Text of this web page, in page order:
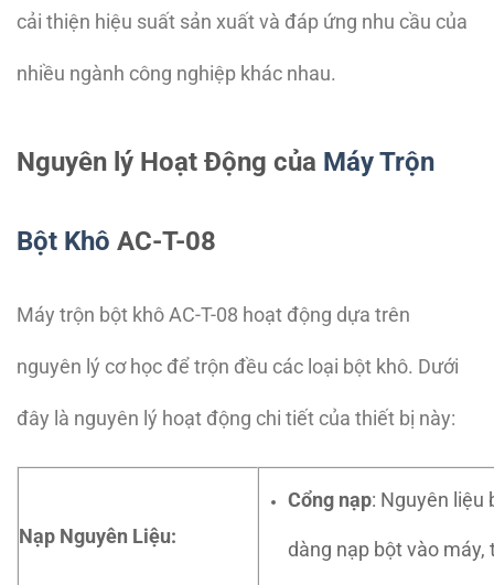
cải thiện hiệu suất sản xuất và đáp ứng nhu cầu của
nhiều ngành công nghiệp khác nhau.
Nguyên lý Hoạt Động của Máy Trộn
Bột Khô AC-T-08
Máy trộn bột khô AC-T-08 hoạt động dựa trên
nguyên lý cơ học để trộn đều các loại bột khô. Dưới
đây là nguyên lý hoạt động chi tiết của thiết bị này:
Nạp Nguyên Liệu:
Cổng nạp: Nguyên liệu
dàng nạp bột vào